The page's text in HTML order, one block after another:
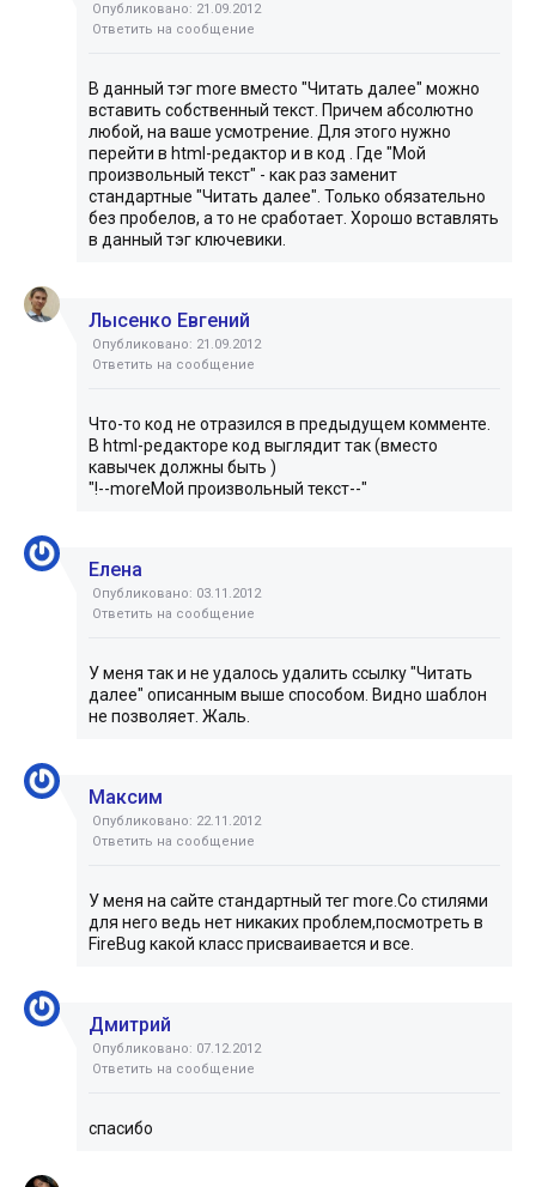
Опубликовано: 21.09.2012
Ответить на сообщение
В данный тэг more вместо "Читать далее" можно
вставить собственный текст. Причем абсолютно
любой, на ваше усмотрение. Для этого нужно
перейти в html-редактор и в код
. Где "Мой
произвольный текст" - как раз заменит
стандартные "Читать далее". Только обязательно
без пробелов, а то не сработает. Хорошо вставлять
в данный тэг ключевики.
Лысенко Евгений
Опубликовано: 21.09.2012
Ответить на сообщение
Что-то код не отразился в предыдущем комменте.
В html-редакторе код выглядит так (вместо
кавычек должны быть )
"!--moreМой произвольный текст--"
Елена
Опубликовано: 03.11.2012
Ответить на сообщение
У меня так и не удалось удалить ссылку "Читать
далее" описанным выше способом. Видно шаблон
не позволяет. Жаль.
Максим
Опубликовано: 22.11.2012
Ответить на сообщение
У меня на сайте стандартный тег more.Со стилями
для него ведь нет никаких проблем,посмотреть в
FireBug какой класс присваивается и все.
Дмитрий
Опубликовано: 07.12.2012
Ответить на сообщение
спасибо